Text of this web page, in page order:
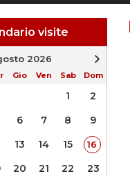
visite
2026
Gio Ven Sab Dom
1
2
6 7 8
9
13 14 15 16
20 21 22
23